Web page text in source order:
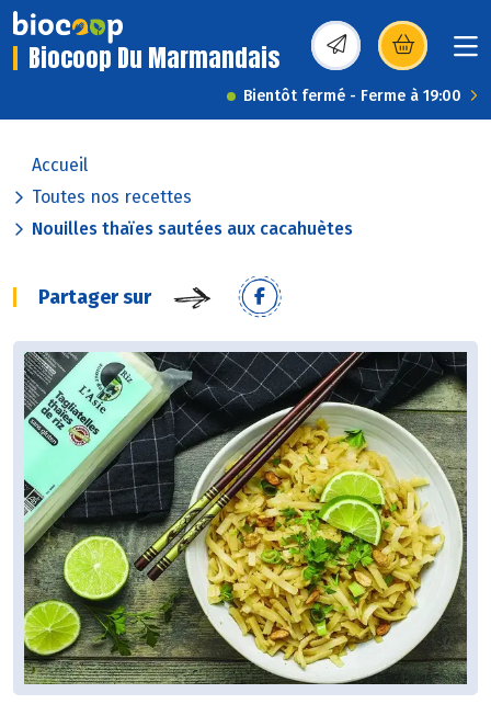
Biocoop Du Marmandais (s’ouvre dans une
Bientôt fermé - Ferme à 19:00
Accueil
Toutes nos recettes
Nouilles thaïes sautées aux cacahuètes
Partager sur